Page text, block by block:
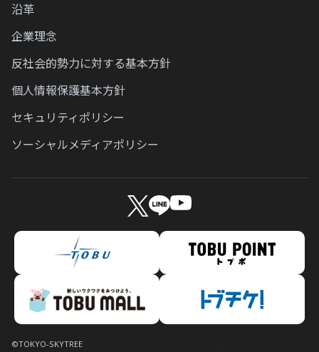
Q.検索しても東武カードアプリが出てきませ
ん。
Q.カード情報を確認したい
Q.
できますか？
Q.
東武カードアプリは有料ですか？
Q.東武カードアプリとTOBU POINTアプリの
違いについて教えてください。
Q.
Q.東武カードの締め日と支払日を教えてくだ
Q. 東武カードへ登録している情報を照会した
MyJCBにログインできません。
入金が間に合いませんでした。
東武カードを紛失・盗難してしまいまし
た。
Q.
沿革
企業理念
反社会的勢力に対する基本方針
個人情報保護基本方針
セキュリティポリシー
ソーシャルメディアポリシー
©TOKYO-SKYTREE